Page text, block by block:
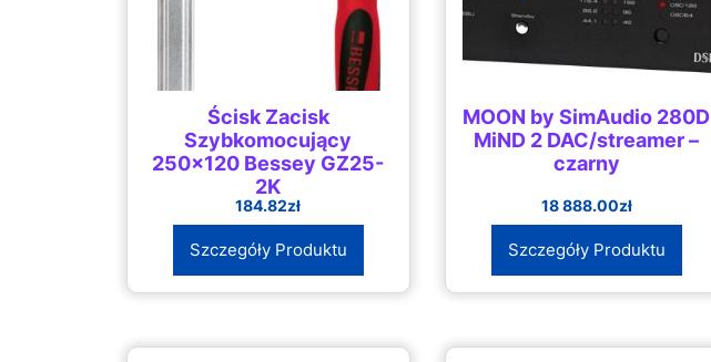
Ścisk Zacisk
Szybkomocujący
250×120 Bessey GZ25-
2K
184.82zł
Szczegóły Produktu
MOON by SimAudio 280D
MiND 2 DAC/streamer –
czarny
18 888.00zł
Szczegóły Produktu